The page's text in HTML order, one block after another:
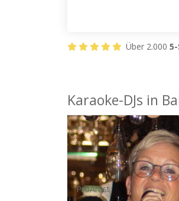
Über 2.000
Karaoke-DJs in
ProArtist